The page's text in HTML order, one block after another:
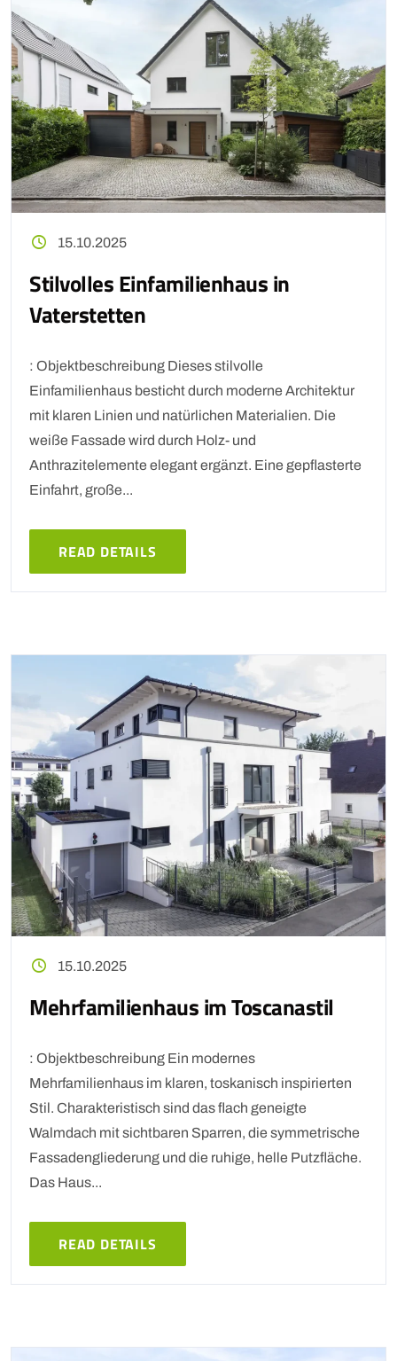
15.10.2025
Stilvolles Einfamilienhaus in
Vaterstetten
: Objektbeschreibung Dieses stilvolle
Einfamilienhaus besticht durch moderne Architektur
mit klaren Linien und natürlichen Materialien. Die
weiße Fassade wird durch Holz- und
Anthrazitelemente elegant ergänzt. Eine gepflasterte
Einfahrt, große...
READ DETAILS
15.10.2025
Mehrfamilienhaus im Toscanastil
: Objektbeschreibung Ein modernes
Mehrfamilienhaus im klaren, toskanisch inspirierten
Stil. Charakteristisch sind das flach geneigte
Walmdach mit sichtbaren Sparren, die symmetrische
Fassadengliederung und die ruhige, helle Putzfläche.
Das Haus...
READ DETAILS